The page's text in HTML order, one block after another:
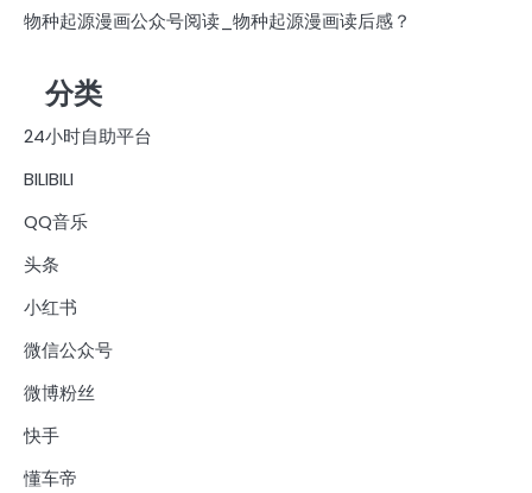
物种起源漫画公众号阅读_物种起源漫画读后感？
分类
24小时自助平台
BILIBILI
QQ音乐
头条
小红书
微信公众号
微博粉丝
快手
懂车帝